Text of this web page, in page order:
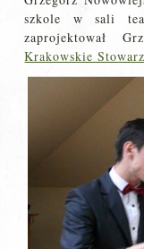
szkole w sali
zaprojektował
Krakowskie